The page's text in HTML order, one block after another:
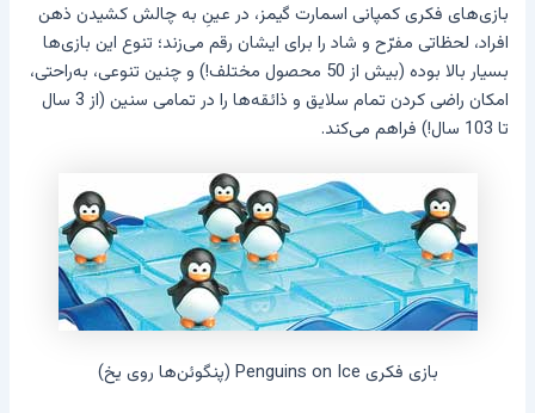
بازی‌های فکری کمپانی اسمارت گیمز، در عینِ به چالش کشیدن ذهن
افراد، لحظاتی مفرّح و شاد را برای ایشان رقم می‌زند؛ تنوع این بازی‌ها
بسیار بالا بوده (بیش از 50 محصول مختلف!) و چنین تنوعی، به‌راحتی،
امکان راضی کردن تمام سلایق و ذائقه‌ها را در تمامی سنین (از 3 سال
تا 103 سال!) فراهم می‌کند.
بازی فکری Penguins on Ice (پنگوئن‌ها روی یخ)